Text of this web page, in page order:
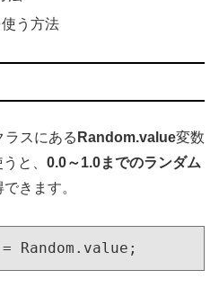
う方法
スにある Random.value変数
と、 0.0～1.0までのランダム
きます。
Random.value;